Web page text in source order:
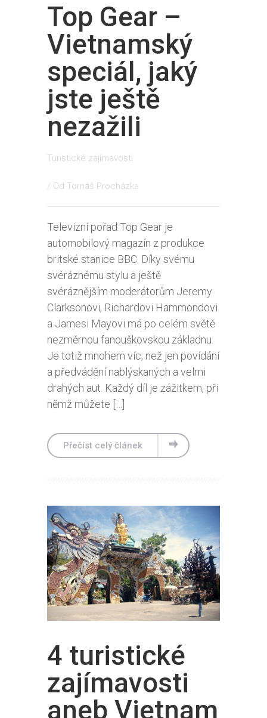
Top Gear –
Vietnamský
speciál, jaký
jste ještě
nezažili
Turistické zajímavosti
/ Od Tomáš Procházka
Televizní pořad Top Gear je
automobilový magazín z produkce
britské stanice BBC. Díky svému
svéráznému stylu a ještě
svéráznějším moderátorům Jeremy
Clarksonovi, Richardovi Hammondovi
a Jamesi Mayovi má po celém světě
nezměrnou fanouškovskou základnu.
Je totiž mnohem víc, než jen povídání
a předvádění nablýskaných a velmi
drahých aut. Každý díl je zážitkem, při
němž můžete […]
Přečíst celý článek
4 turistické
zajímavosti
aneb Vietnam